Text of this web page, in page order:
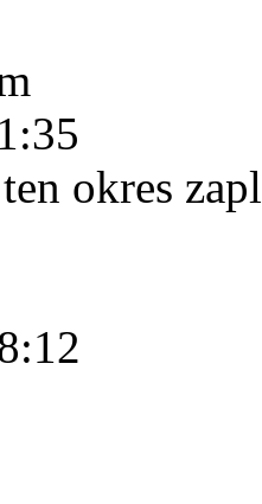
okres